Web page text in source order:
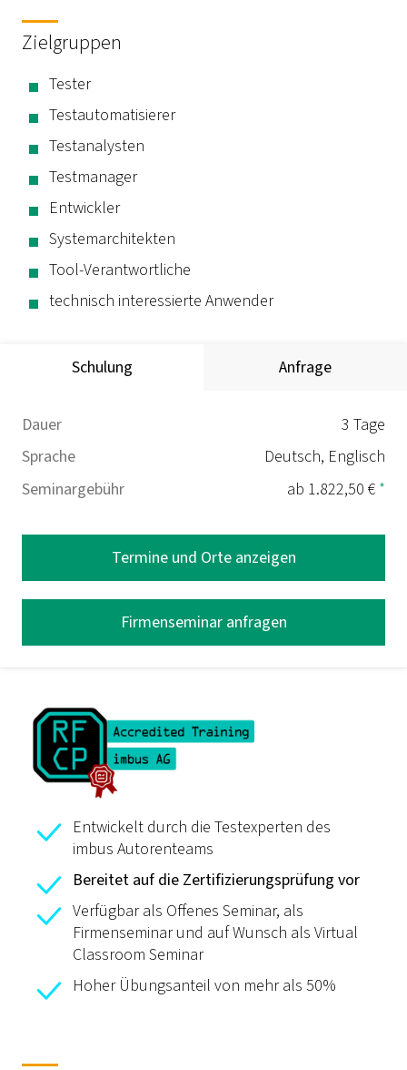
Schulung Anfrage
Dauer
3 Tage
Sprache
Deutsch, Englisch
Seminargebühr
ab 1.822,50 € *
Termine und Orte anzeigen
Firmenseminar anfragen
Entwickelt durch die Testexperten des
imbus Autorenteams
Bereitet auf die Zertifizierungsprüfung vor
Verfügbar als Offenes Seminar, als
Firmenseminar und auf Wunsch als Virtual
Classroom Seminar
Hoher Übungsanteil von mehr als 50%
Zielgruppen
Tester
Testautomatisierer
Testanalysten
Testmanager
Entwickler
Systemarchitekten
Tool-Verantwortliche
technisch interessierte Anwender